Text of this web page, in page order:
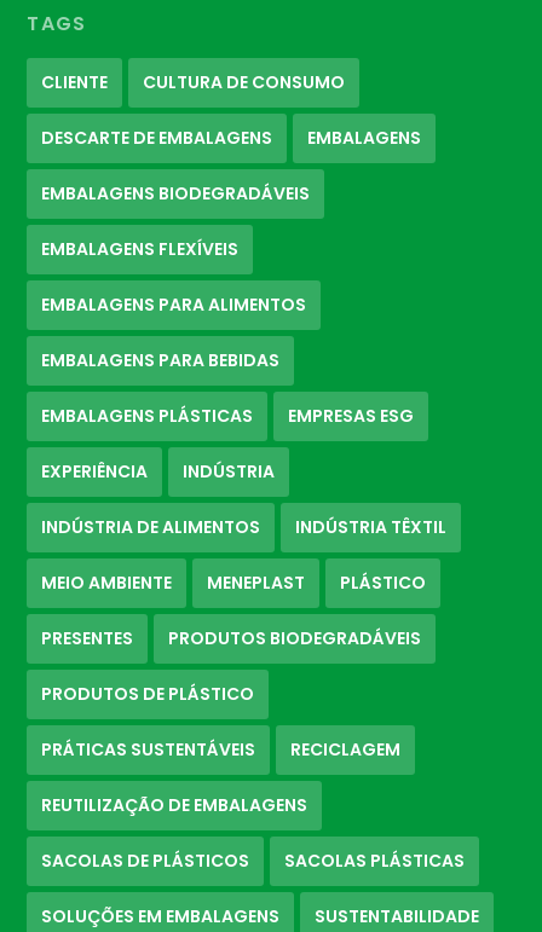
TAGS
CLIENTE CULTURA DE CONSUMO
DESCARTE DE EMBALAGENS EMBALAGENS
EMBALAGENS BIODEGRADÁVEIS
EMBALAGENS FLEXÍVEIS
EMBALAGENS PARA ALIMENTOS
EMBALAGENS PARA BEBIDAS
EMBALAGENS PLÁSTICAS EMPRESAS ESG
EXPERIÊNCIA INDÚSTRIA
INDÚSTRIA DE ALIMENTOS INDÚSTRIA TÊXTIL
MEIO AMBIENTE MENEPLAST PLÁSTICO
PRESENTES PRODUTOS BIODEGRADÁVEIS
PRODUTOS DE PLÁSTICO
PRÁTICAS SUSTENTÁVEIS RECICLAGEM
REUTILIZAÇÃO DE EMBALAGENS
SACOLAS DE PLÁSTICOS SACOLAS PLÁSTICAS
SOLUÇÕES EM EMBALAGENS SUSTENTABILIDADE